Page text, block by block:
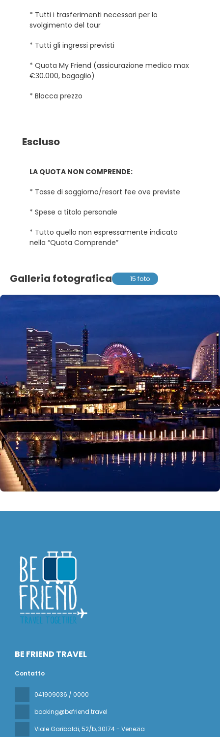
* Tutti i trasferimenti necessari per lo
svolgimento del tour
* Tutti gli ingressi previsti
* Quota My Friend (assicurazione medico max
€30.000, bagaglio)
* Blocca prezzo
Escluso
LA QUOTA NON COMPRENDE:
* Tasse di soggiorno/resort fee ove previste
* Spese a titolo personale
* Tutto quello non espressamente indicato
nella “Quota Comprende”
Galleria fotografica 15 foto
BE FRIEND TRAVEL
Contatto
041909036 / 0000
booking@befriend.travel
Viale Garibaldi, 52/b, 30174 - Venezia